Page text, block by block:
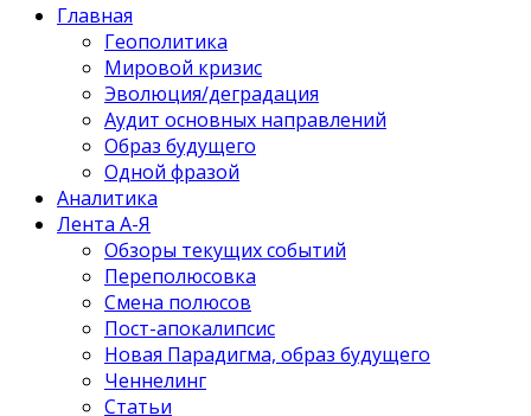
Главная
Геополитика
Мировой кризис
Эволюция/деградация
Аудит основных направлений
Образ будущего
Одной фразой
Аналитика
Лента А-Я
Обзоры текущих событий
Переполюсовка
Смена полюсов
Пост-апокалипсис
Новая Парадигма, образ будущего
Ченнелинг
Статьи